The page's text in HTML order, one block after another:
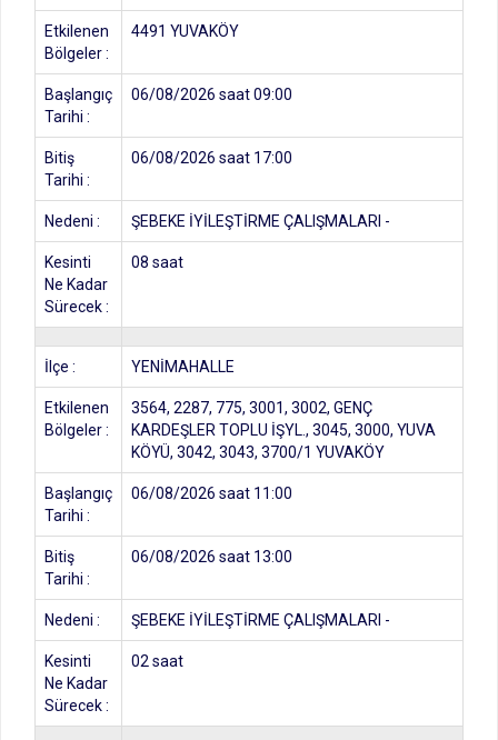
Etkilenen
Bölgeler :
4491 YUVAKÖY
Başlangıç
Tarihi :
06/08/2026 saat 09:00
Bitiş
Tarihi :
06/08/2026 saat 17:00
Nedeni : ŞEBEKE İYİLEŞTİRME ÇALIŞMALARI -
Kesinti
Ne Kadar
Sürecek :
08 saat
İlçe : YENİMAHALLE
Etkilenen
Bölgeler :
3564, 2287, 775, 3001, 3002, GENÇ
KARDEŞLER TOPLU İŞYL., 3045, 3000, YUVA
KÖYÜ, 3042, 3043, 3700/1 YUVAKÖY
Başlangıç
Tarihi :
06/08/2026 saat 11:00
Bitiş
Tarihi :
06/08/2026 saat 13:00
Nedeni : ŞEBEKE İYİLEŞTİRME ÇALIŞMALARI -
Kesinti
Ne Kadar
Sürecek :
02 saat